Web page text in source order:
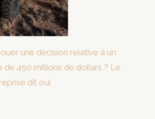
une décision relative à un
de 450 millions de dollars ? Le
dit oui